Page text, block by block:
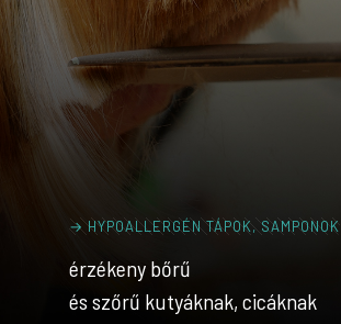
→ HYPOALLERGÉN TÁPOK, SAMPONOK
érzékeny bőrű
és szőrű kutyáknak, cicáknak